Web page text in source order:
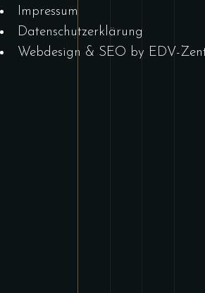
Impressum
Datenschutzerklärung
Webdesign & SEO by EDV-